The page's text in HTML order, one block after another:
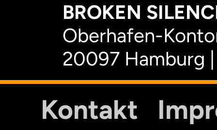
BROKEN
Oberhafen-
20097 Hamburg
Kontakt